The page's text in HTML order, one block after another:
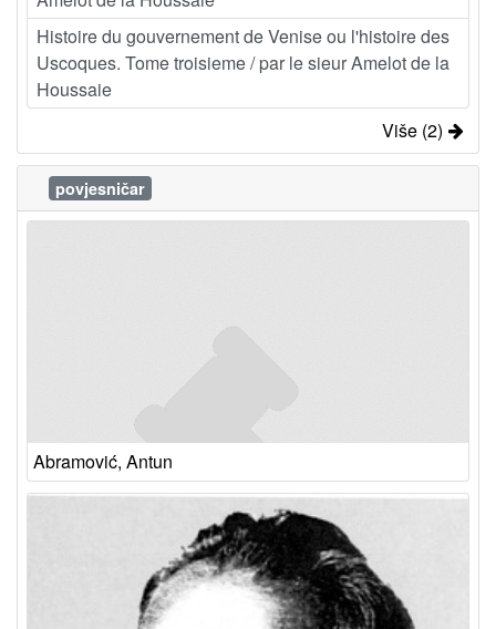
Histoire du gouvernement de Venise ou l'histoire des
Uscoques. Tome troisieme / par le sieur Amelot de la
Houssaie
Više (2)
povjesničar
Abramović, Antun